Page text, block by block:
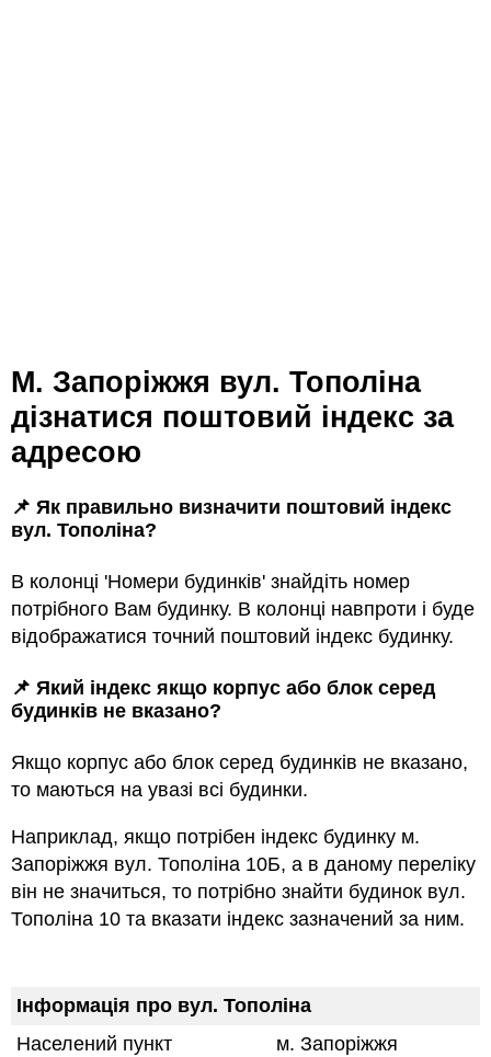
м. Запоріжжя вул. Тополіна
дізнатися поштовий індекс за
адресою
📌 Як правильно визначити поштовий індекс
вул. Тополіна?
В колонці 'Номери будинків' знайдіть номер
потрібного Вам будинку. В колонці навпроти і буде
відображатися точний поштовий індекс будинку.
📌 Який індекс якщо корпус або блок серед
будинкiв не вказано?
Якщо корпус або блок серед будинкiв не вказано,
то маються на увазi всi будинки.
Наприклад, якщо потрiбен індекс будинку м.
Запоріжжя вул. Тополіна 10Б, а в даному переліку
він не значиться, то потрібно знайти будинок вул.
Тополіна 10 та вказати індекс зазначений за ним.
Інформація про вул. Тополіна
Населений пункт
м. Запоріжжя